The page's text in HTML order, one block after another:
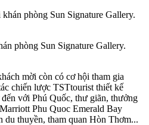
phòng Sun Signature Gallery.
mời còn có cơ hội tham gia
chiến lược TSTtourist thiết kế
với Phú Quốc, thư giãn, thưởng
Phu Quoc Emerald Bay
du thuyền, tham quan Hòn Thơm...